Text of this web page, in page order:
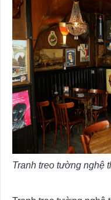
Tranh treo tường nghệ